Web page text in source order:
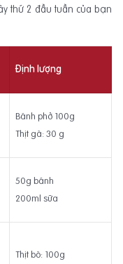
thứ 2 đầu tuần của bạn
Định lượng
Bánh phở 100g
Thịt gà: 30 g
50g bánh
200ml sữa
Thịt bò: 100g